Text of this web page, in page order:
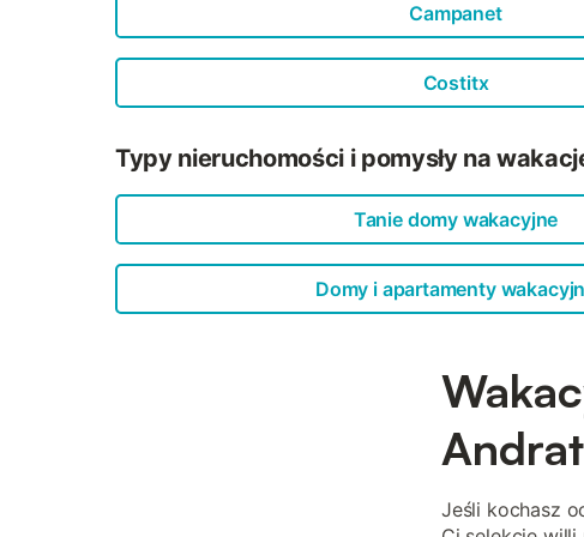
Campanet
Costitx
Typy nieruchomości i pomysły na
Tanie domy wakacyjne
Domy i apartamenty
Jeśli kochasz